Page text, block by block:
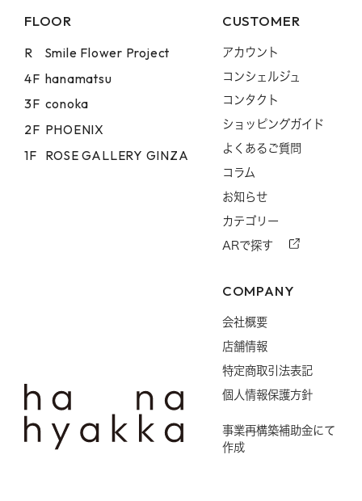
FLOOR
R
Smile Flower Project
4F hanamatsu
3F conoka
2F PHOENIX
1F ROSE GALLERY GINZA
CUSTOMER
アカウント
コンシェルジュ
コンタクト
ショッピングガイド
よくあるご質問
コラム
お知らせ
カテゴリー
ARで探す
COMPANY
会社概要
店舗情報
特定商取引法表記
個人情報保護方針
事業再構築補助金にて
作成